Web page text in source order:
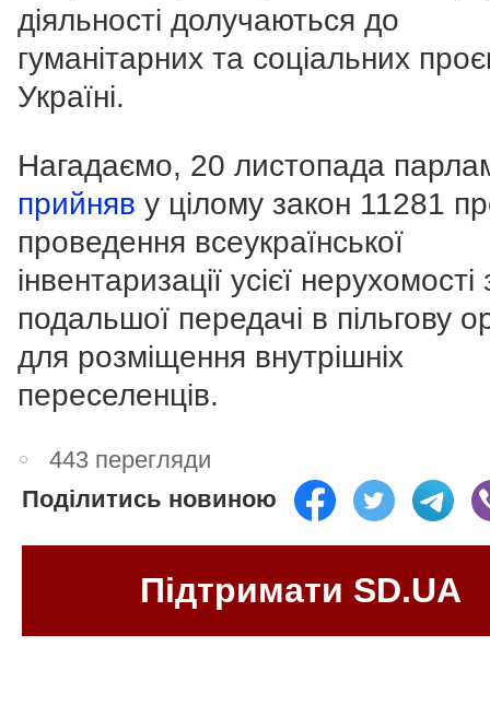
діяльності долучаються до
гуманітарних та соціальних
Україні.
Нагадаємо, 20 листопада
прийняв у цілому закон 11281
проведення всеукраїнської
інвентаризації усієї
подальшої передачі в пільгову
для розміщення внутрішніх
переселенців.
443 перегляди
Поділитись новиною
Підтримати SD.UA